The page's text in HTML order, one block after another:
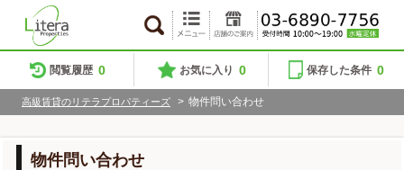
閲覧履歴 0 お気に入り 0 保存した条件 0
高級賃貸のリテラプロパティーズ > 物件問い合わせ
物件問い合わせ